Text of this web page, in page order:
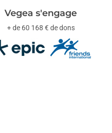
Vegea s'engage
+ de 60 168 € de dons